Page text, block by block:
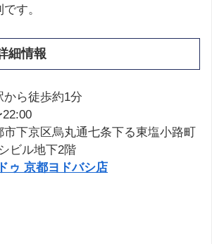
す。
細情報
から徒歩約1分
下京区烏丸通七条下る東塩小路町
ビル地下2階
ゥ 京都ヨドバシ店